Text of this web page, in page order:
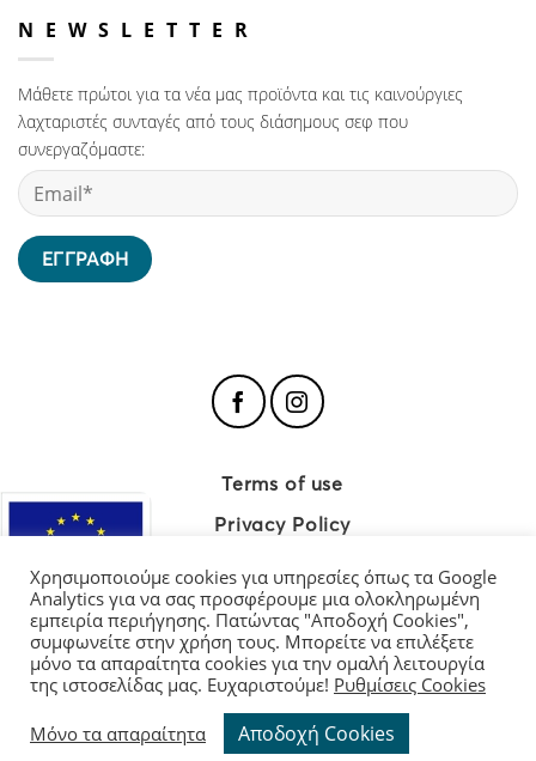
NEWSLETTER
Μάθετε πρώτοι για τα νέα μας προϊόντα και τις καινούργιες
λαχταριστές συνταγές από τους διάσημους σεφ που
συνεργαζόμαστε:
Terms of use
Privacy Policy
Cookie Policy
Διαχείριση Cookies
Copyright 2026 ©Moutevelis.gr| All rights reserved.
Χρησιμοποιούμε cookies για υπηρεσίες όπως τα Google
Analytics για να σας προσφέρουμε μια ολοκληρωμένη
εμπειρία περιήγησης. Πατώντας "Αποδοχή Cookies",
συμφωνείτε στην χρήση τους. Μπορείτε να επιλέξετε
μόνο τα απαραίτητα cookies για την ομαλή λειτουργία
της ιστοσελίδας μας. Ευχαριστούμε! Ρυθμίσεις Cookies
Μόνο τα απαραίτητα Αποδοχή Cookies